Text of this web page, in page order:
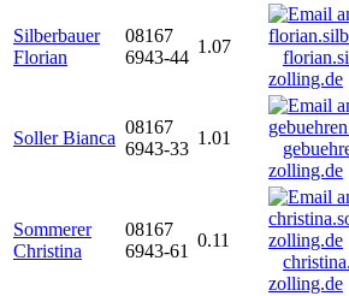
Silberbauer
Florian
08167
6943-44
1.07
zolling.de
Soller Bianca
08167
6943-33
1.01
zolling.de
Sommerer
Christina
08167
6943-61
0.11
zolling.de